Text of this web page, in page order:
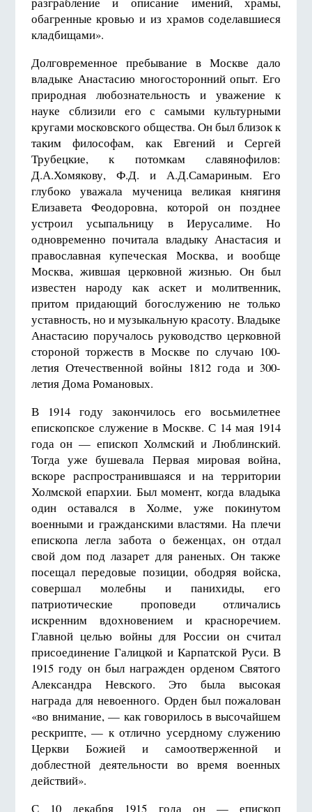
обагренные кровью и из храмов соделавшиеся
кладбищами».
Долговременное пребывание в Москве дало
владыке Анастасию многосторонний опыт. Его
природная любознательность и уважение к
науке сблизили его с самыми культурными
кругами московского общества. Он был близок к
таким философам, как Евгений и Сергей
Трубецкие, к потомкам славянофилов:
Д.А.Хомякову, Ф.Д. и А.Д.Самариным. Его
глубоко уважала мученица великая княгиня
Елизавета Феодоровна, которой он позднее
устроил усыпальницу в Иерусалиме. Но
одновременно почитала владыку Анастасия и
православная купеческая Москва, и вообще
Москва, жившая церковной жизнью. Он был
известен народу как аскет и молитвенник,
притом придающий богослужению не только
уставность, но и музыкальную красоту. Владыке
Анастасию поручалось руководство церковной
стороной торжеств в Москве по случаю 100-
летия Отечественной войны 1812 года и 300-
летия Дома Романовых.
В 1914 году закончилось его восьмилетнее
епископское служение в Москве. С 14 мая 1914
года он — епископ Холмский и Люблинский.
Тогда уже бушевала Первая мировая война,
вскоре распространившаяся и на территории
Холмской епархии. Был момент, когда владыка
один оставался в Холме, уже покинутом
военными и гражданскими властями. На плечи
епископа легла забота о беженцах, он отдал
свой дом под лазарет для раненых. Он также
посещал передовые позиции, ободряя войска,
совершал молебны и панихиды, его
патриотические проповеди отличались
искренним вдохновением и красноречием.
Главной целью войны для России он считал
присоединение Галицкой и Карпатской Руси. В
1915 году он был награжден орденом Святого
Александра Невского. Это была высокая
награда для невоенного. Орден был пожалован
«во внимание, — как говорилось в высочайшем
рескрипте, — к отлично усердному служению
Церкви Божией и самоотверженной и
доблестной деятельности во время военных
действий».
С 10 декабря 1915 года он — епископ